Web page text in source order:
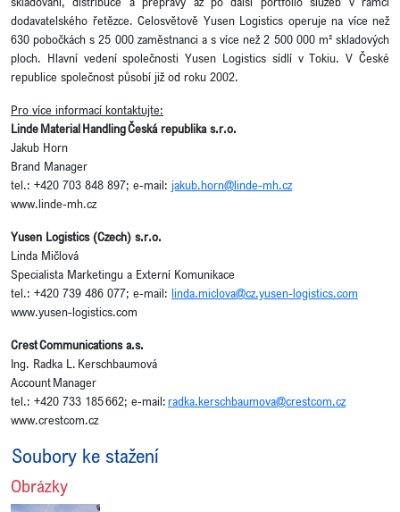
dodavatelského řetězce. Celosvětově Yusen Logistics operuje na více než
630 pobočkách s 25 000 zaměstnanci a s více než 2 500 000 m² skladových
ploch. Hlavní vedení společnosti Yusen Logistics sídlí v Tokiu. V České
republice společnost působí již od roku 2002.
Pro více informací kontaktujte:
Linde Material Handling Česká republika s.r.o.
Jakub Horn
Brand Manager
tel.: +420 703 848 897; e-mail: jakub.horn@linde-mh.cz
www.linde-mh.cz
Yusen Logistics (Czech) s.r.o.
Linda Mičlová
Specialista Marketingu a Externí Komunikace
tel.: +420 739 486 077; e-mail: linda.miclova@cz.yusen-logistics.com
www.yusen-logistics.com
Crest Communications a.s.
Ing. Radka L. Kerschbaumová
Account Manager
tel.: +420 733 185 662; e-mail:radka.kerschbaumova@crestcom.cz
www.crestcom.cz
Soubory ke stažení
Obrázky